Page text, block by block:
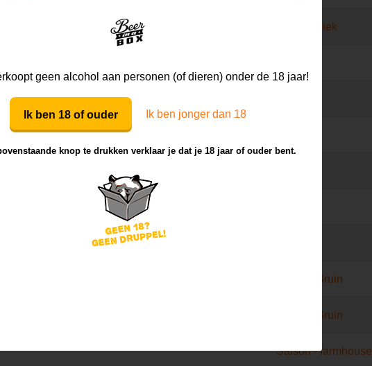
Fruitlambiek
Vlaams Bruin
Vlaams Bruin
Saison - farmhouse
geen alcohol aan personen (of dieren) onder de 18 jaar!
Ik ben 18 of ouder Ik ben jonger dan 18
knop te drukken verklaar je dat je 18 jaar of ouder bent.